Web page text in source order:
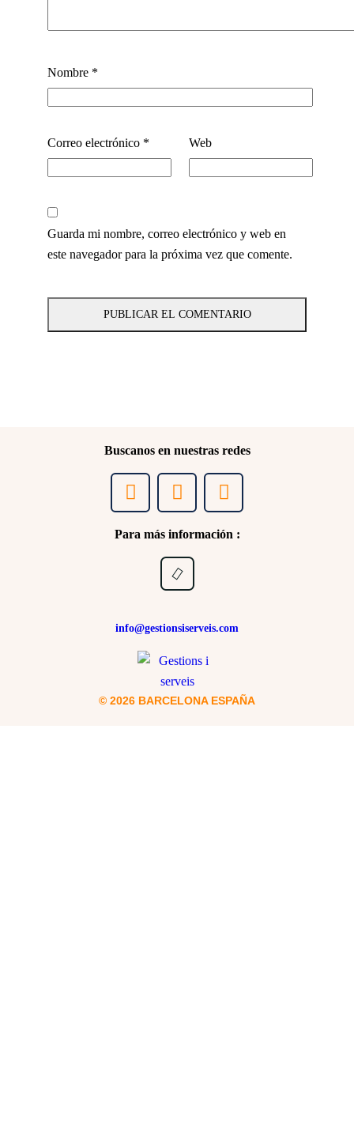
Nombre *
Correo electrónico * Web
Guarda mi nombre, correo electrónico y web en
este navegador para la próxima vez que comente.
Buscanos en nuestras redes
Para más información :
info@gestionsiserveis.com
© 2026 BARCELONA ESPAÑA